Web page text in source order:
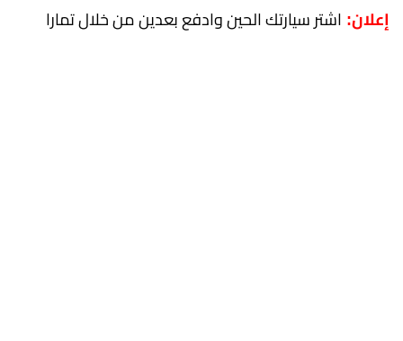
إعلان: اشتر سيارتك الحين وادفع بعدين من خلال تمارا